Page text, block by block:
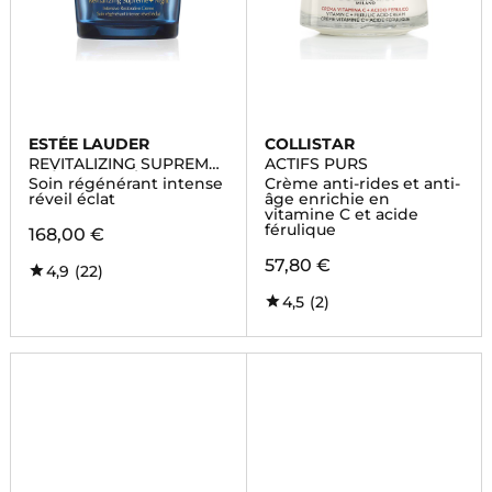
ESTÉE LAUDER
REVITALIZING SUPREME+
CRÈME ANTI-ÂGE NUIT
Soin régénérant intense
réveil éclat
168,00 €
4,9 (22)
COLLISTAR
ACTIFS PURS
Crème anti-rides et anti-
âge enrichie en
vitamine C et acide
férulique
57,80 €
4,5 (2)